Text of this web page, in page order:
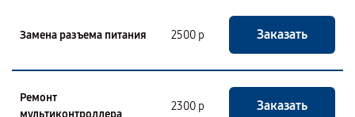
Замена разъема питания 2500 р Заказать
Ремонт
мультиконтроллера
2300 р Заказать